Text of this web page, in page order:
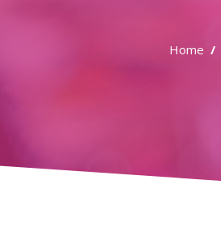
Home